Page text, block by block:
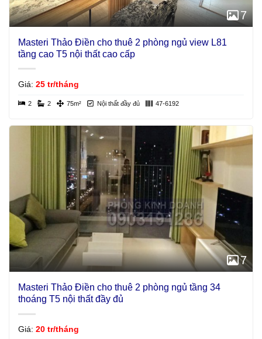
7
Masteri Thảo Điền cho thuê 2 phòng ngủ view L81
tầng cao T5 nội thất cao cấp
Giá: 25 tr/tháng
2 2 75m² Nội thất đầy đủ 47-6192
7
Masteri Thảo Điền cho thuê 2 phòng ngủ tầng 34
thoáng T5 nội thất đầy đủ
Giá: 20 tr/tháng